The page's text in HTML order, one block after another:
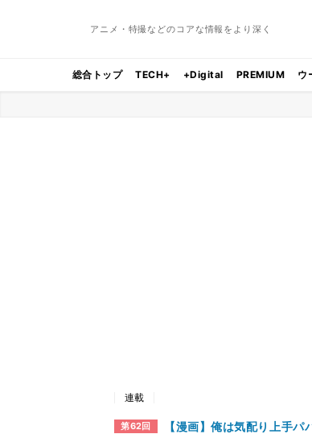
アニメ・特撮などのコアな情報をより深く
総合トップ TECH+ +Digital PREMIUM ウ
連載
第62回 【漫画】俺は気配り上手パ